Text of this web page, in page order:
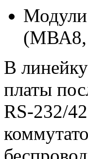
(МВА8,
В
платы
RS-232/